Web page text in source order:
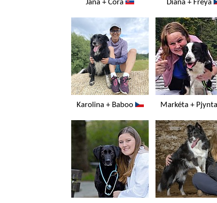
Jana + Cora Diana + Freya
Karolina + Baboo Markéta +